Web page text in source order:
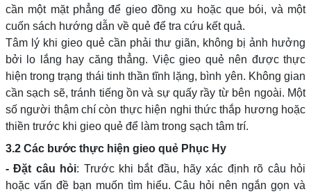
cần một mặt phẳng để gieo đồng xu hoặc que bói, và một
cuốn sách hướng dẫn về quẻ để tra cứu kết quả.
Tâm lý khi gieo quẻ cần phải thư giãn, không bị ảnh hưởng
bởi lo lắng hay căng thẳng. Việc gieo quẻ nên được thực
hiện trong trạng thái tinh thần tĩnh lặng, bình yên. Không gian
cần sạch sẽ, tránh tiếng ồn và sự quấy rầy từ bên ngoài. Một
số người thậm chí còn thực hiện nghi thức thắp hương hoặc
thiền trước khi gieo quẻ để làm trong sạch tâm trí.
3.2 Các bước thực hiện gieo quẻ Phục Hy
- Đặt câu hỏi: Trước khi bắt đầu, hãy xác định rõ câu hỏi
hoặc vấn đề bạn muốn tìm hiểu. Câu hỏi nên ngắn gọn và